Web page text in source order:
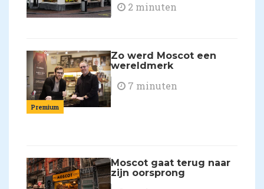
2 minuten
Premium
Zo werd Moscot een
wereldmerk
7 minuten
Moscot gaat terug naar
zijn oorsprong